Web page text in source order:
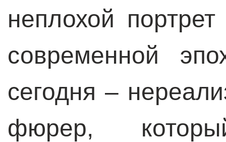
неплохой
современной
сегодня –
фюрер,